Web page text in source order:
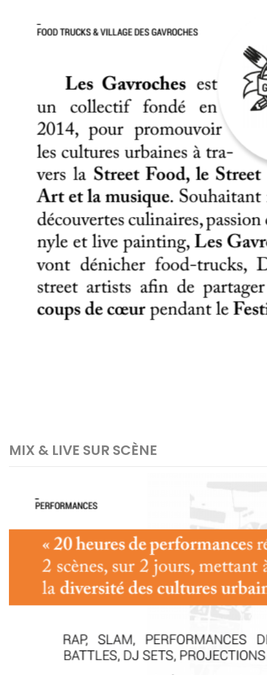
MIX & LIVE SUR SCÈNE